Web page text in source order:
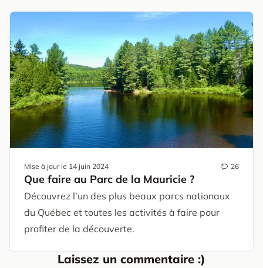
Mise à jour le 14 juin 2024 26
Que faire au Parc de la Mauricie ?
Découvrez l’un des plus beaux parcs nationaux
du Québec et toutes les activités à faire pour
profiter de la découverte.
Laissez un commentaire :)